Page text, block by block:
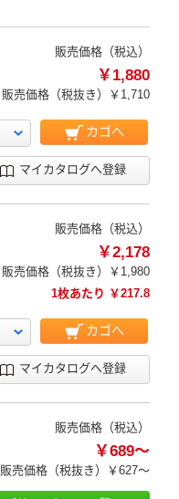
販売価格（税込）
￥1,880
販売価格（税抜き） ￥1,710
カゴへ
マイカタログへ登録
販売価格（税込）
￥2,178
販売価格（税抜き）
￥1,980
1枚あたり ￥217.8
カゴへ
マイカタログへ登録
販売価格（税込）
￥689～
販売価格（税抜き） ￥627～